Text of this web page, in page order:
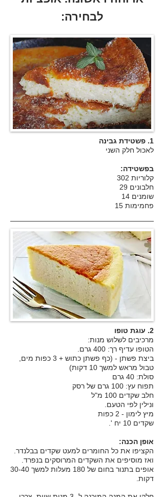
לבחירה:
1. פשטידת גבינה
לאכול חלק השני
בפשטידה:
קלוריות 302
חלבונים 29
שומנים 14
פחמימות 15
2. עוגת טופו
מרכיבים לשלוש מנות:
הטופו עדיף רך: 400 גרם.
ביצת פשתן - (כף פשתן כתוש + 3 כפות מים,
טבול מראש למשך 10 דקות)
סולת: 40 גרם
תפוח עץ: 100 גרם של רסק
חלב שקדים 100 מ"ל
ונילין לפי הטעם.
מיץ לימון - 2 כפות
שקדים 10 יח '.
אופן הכנה:
הקציפו את כל החומרים למעט שקדים בבלנדר.
ואז מוסיפים את השקדים המרוסקים בנפרד.
אופים בתנור בחום של 180 מעלות למשך 30-40
דקות.